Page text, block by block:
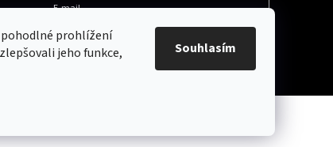
pohodlné prohlížení
jeho funkce,
Souhlasím
E-mail
spodmínkami ochrany osobních údajů